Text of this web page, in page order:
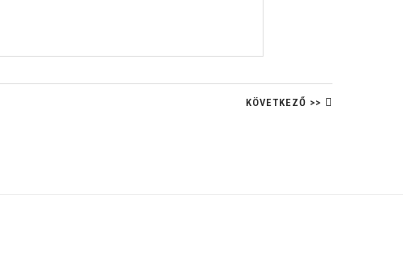
KÖVETKEZŐ >>